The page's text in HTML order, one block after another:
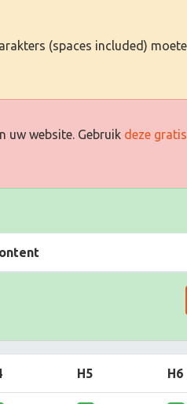
(spaces included)
uw website. Gebruik deze
H5 H6